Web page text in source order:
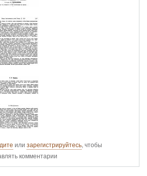
или зарегистрируйтесь, чтобы
комментарии